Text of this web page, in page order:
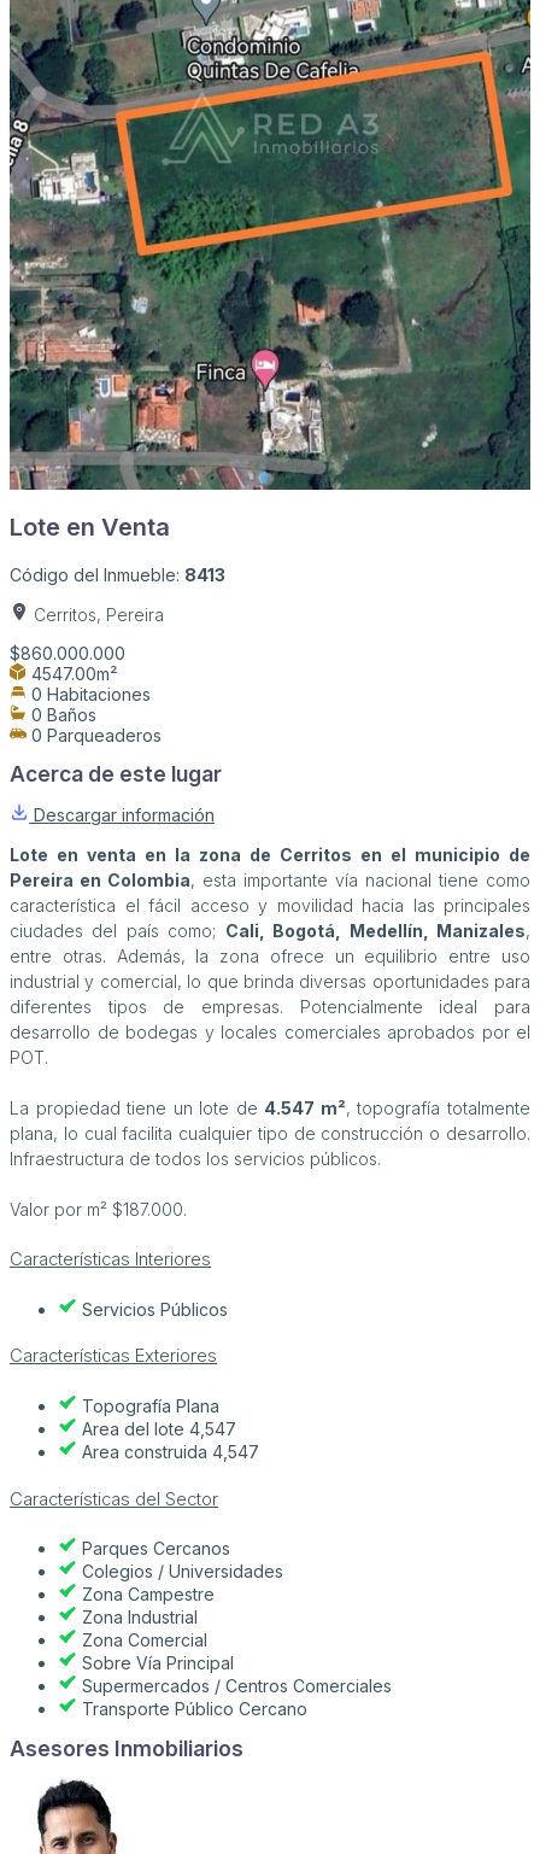
Lote en Venta
Código del Inmueble: 8413
Cerritos, Pereira
$860.000.000
4547.00m²
0 Habitaciones
0 Baños
0 Parqueaderos
Acerca de este lugar
Descargar información
Lote en venta en la zona de Cerritos en el municipio de
Pereira en Colombia, esta importante vía nacional tiene como
característica el fácil acceso y movilidad hacia las principales
ciudades del país como; Cali, Bogotá, Medellín, Manizales,
entre otras. Además, la zona ofrece un equilibrio entre uso
industrial y comercial, lo que brinda diversas oportunidades para
diferentes tipos de empresas. Potencialmente ideal para
desarrollo de bodegas y locales comerciales aprobados por el
POT.
La propiedad tiene un lote de 4.547 m², topografía totalmente
plana, lo cual facilita cualquier tipo de construcción o desarrollo.
Infraestructura de todos los servicios públicos.
Valor por m² $187.000.
Características Interiores
Servicios Públicos
Características Exteriores
Topografía Plana
Area del lote 4,547
Area construida 4,547
Características del Sector
Parques Cercanos
Colegios / Universidades
Zona Campestre
Zona Industrial
Zona Comercial
Sobre Vía Principal
Supermercados / Centros Comerciales
Transporte Público Cercano
Asesores Inmobiliarios